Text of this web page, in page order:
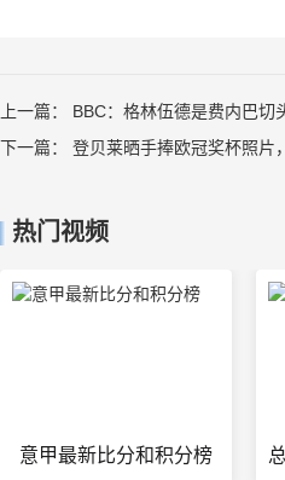
上一篇： BBC：格林伍德是费内巴切
下一篇： 登贝莱晒手捧欧冠奖杯照片
热门视频
意甲最新比分和积分榜